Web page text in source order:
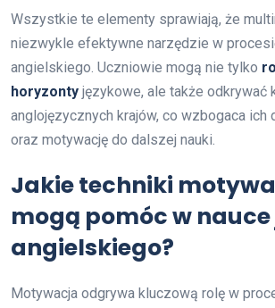
Wszystkie te elementy sprawiają, że
niezwykle efektywne narzędzie w
angielskiego. Uczniowie mogą nie tylko
horyzonty językowe, ale także odkrywać
anglojęzycznych krajów, co wzbogaca ich
oraz motywację do dalszej nauki.
Jakie techniki
mogą pomóc w
angielskiego?
Motywacja odgrywa kluczową rolę w